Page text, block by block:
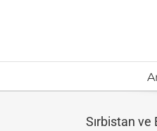
Sırbistan ve